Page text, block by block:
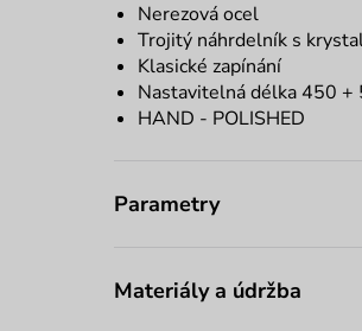
Nerezová ocel
Trojitý náhrdelník s
Klasické zapínání
Nastavitelná délka 450 +
HAND - POLISHED
Parametry
Materiály a údržba